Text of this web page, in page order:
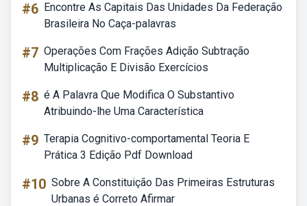
#6 Encontre As Capitais Das Unidades Da Federação
Brasileira No Caça-palavras
#7 Operações Com Frações Adição Subtração
Multiplicação E Divisão Exercícios
#8 é A Palavra Que Modifica O Substantivo
Atribuindo-lhe Uma Característica
#9 Terapia Cognitivo-comportamental Teoria E
Prática 3 Edição Pdf Download
#10 Sobre A Constituição Das Primeiras Estruturas
Urbanas é Correto Afirmar